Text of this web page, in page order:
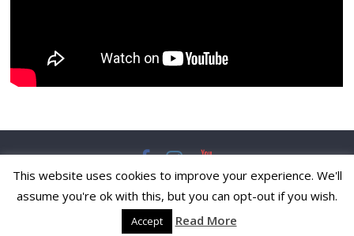
Copyright © 2026Pulska Svakodnevnica. All rights reserved.
Theme:ColorMagby ThemeGrill. Powered byWordPress.
This website uses cookies to improve your experience. We'll
assume you're ok with this, but you can opt-out if you wish.
Accept Read More